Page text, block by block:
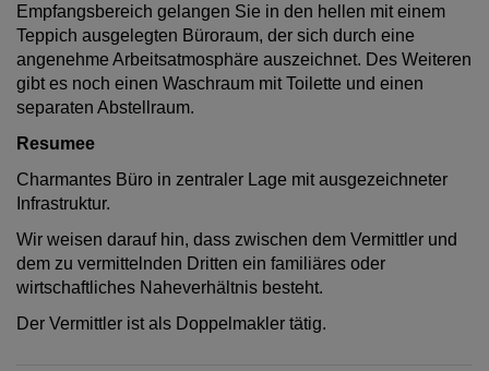
Empfangsbereich gelangen Sie in den hellen mit einem
Teppich ausgelegten Büroraum, der sich durch eine
angenehme Arbeitsatmosphäre auszeichnet. Des Weiteren
gibt es noch einen Waschraum mit Toilette und einen
separaten Abstellraum.
Resumee
Charmantes Büro in zentraler Lage mit ausgezeichneter
Infrastruktur.
Wir weisen darauf hin, dass zwischen dem Vermittler und
dem zu vermittelnden Dritten ein familiäres oder
wirtschaftliches Naheverhältnis besteht.
Der Vermittler ist als Doppelmakler tätig.